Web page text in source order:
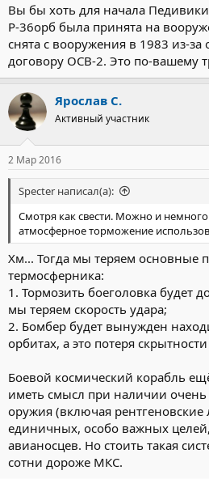
Вы бы хоть для начала
Р-36орб была принята на
снята с вооружения в 1983 из-
договору ОСВ-2. Это по-вашему
Ярослав С.
Активный участник
2 Мар 2016
Specter написал(а):
Смотря как свести. Можно и немного
атмосферное торможение
Хм... Тогда мы теряем основные
термосферника:
1. Тормозить боеголовка будет
мы теряем скорость удара;
2. Бомбер будет вынужден
орбитах, а это потеря
Боевой космический корабль
иметь смысл при наличии
оружия (включая рентгеновские
единичных, особо важных
авианосцев. Но стоить такая
сотни дороже МКС.